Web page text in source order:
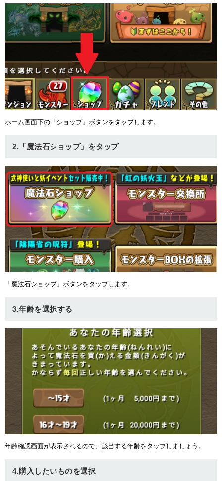
ホーム画面下の「ショップ」ボタンをタップします。
2.「魔法石ショップ」をタップ
「魔法石ショップ」ボタンをタップします。
3.年齢を選択する
年齢確認画面が表示されるので、該当する年齢をタップしましょう。
4.購入したいものを選択